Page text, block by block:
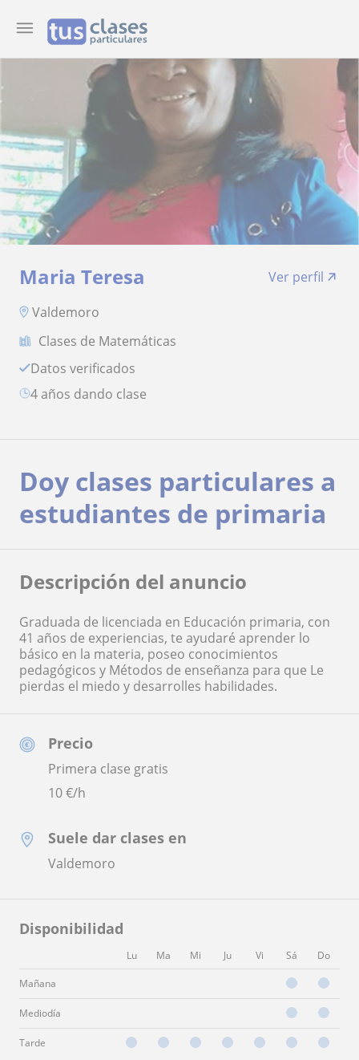
Maria Teresa
Ver perfil
Valdemoro
Clases de Matemáticas
Datos verificados
4 años dando clase
Precio
Primera clase gratis
10€/h
Suele dar clases en
Valdemoro
Disponibilidad
Lu Ma Mi Ju Vi Sá Do
Mañana
Mediodía
Tarde
Doy clases particulares a
estudiantes de primaria
Descripción del anuncio
Graduada de licenciada en Educación primaria, con
41 años de experiencias, te ayudaré aprender lo
básico en la materia, poseo conocimientos
pedagógicos y Métodos de enseñanza para que Le
pierdas el miedo y desarrolles habilidades.